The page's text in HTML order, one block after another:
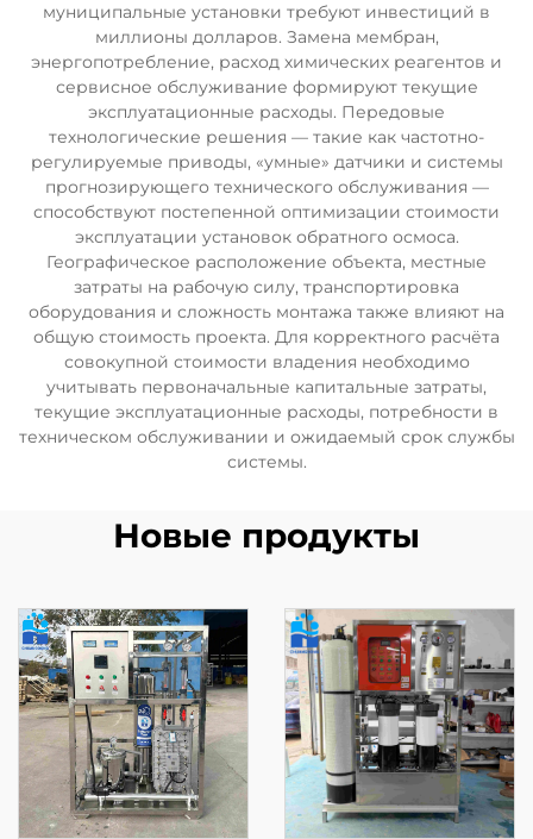
муниципальные установки требуют инвестиций в
миллионы долларов. Замена мембран,
энергопотребление, расход химических реагентов и
сервисное обслуживание формируют текущие
эксплуатационные расходы. Передовые
технологические решения — такие как частотно-
регулируемые приводы, «умные» датчики и системы
прогнозирующего технического обслуживания —
способствуют постепенной оптимизации стоимости
эксплуатации установок обратного осмоса.
Географическое расположение объекта, местные
затраты на рабочую силу, транспортировка
оборудования и сложность монтажа также влияют на
общую стоимость проекта. Для корректного расчёта
совокупной стоимости владения необходимо
учитывать первоначальные капитальные затраты,
текущие эксплуатационные расходы, потребности в
техническом обслуживании и ожидаемый срок службы
системы.
Новые продукты